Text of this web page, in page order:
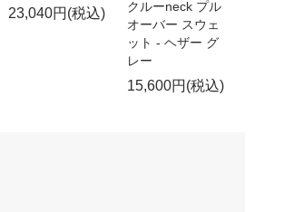
23,040円(税込)
クルーneck プル
オーバー スウェ
ット - ヘザー グ
レー
15,600円(税込)